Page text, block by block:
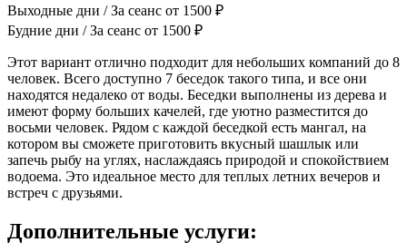
Выходные дни / За сеанс от 1500 ₽
Будние дни / За сеанс от 1500 ₽
Этот вариант отлично подходит для небольших компаний до 8
человек. Всего доступно 7 беседок такого типа, и все они
находятся недалеко от воды. Беседки выполнены из дерева и
имеют форму больших качелей, где уютно разместится до
восьми человек. Рядом с каждой беседкой есть мангал, на
котором вы сможете приготовить вкусный шашлык или
запечь рыбу на углях, наслаждаясь природой и спокойствием
водоема. Это идеальное место для теплых летних вечеров и
встреч с друзьями.
Дополнительные услуги: